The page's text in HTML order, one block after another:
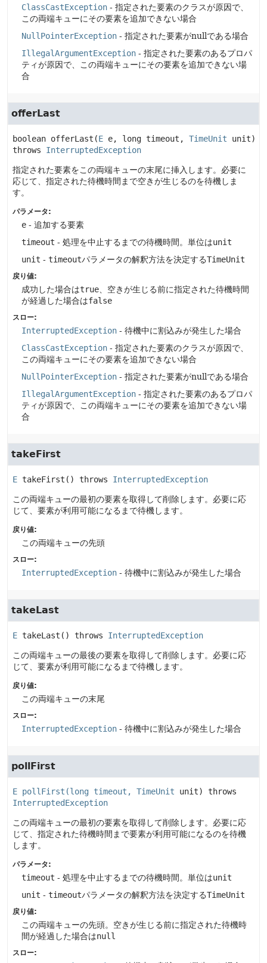
ClassCastException - 指定された要素のクラスが原因で、
この両端キューにその要素を追加できない場合
NullPointerException - 指定された要素がnullである場合
IllegalArgumentException - 指定された要素のあるプロパ
ティが原因で、この両端キューにその要素を追加できない場
合
offerLast
boolean offerLast (E e, long timeout, TimeUnit unit)
throws InterruptedException
指定された要素をこの両端キューの末尾に挿入します。必要に
応じて、指定された待機時間まで空きが生じるのを待機しま
す。
パラメータ:
e - 追加する要素
timeout - 処理を中止するまでの待機時間。単位はunit
unit - timeoutパラメータの解釈方法を決定するTimeUnit
戻り値:
成功した場合はtrue 、空きが生じる前に指定された待機時間
が経過した場合はfalse
スロー:
InterruptedException - 待機中に割込みが発生した場合
ClassCastException - 指定された要素のクラスが原因で、
この両端キューにその要素を追加できない場合
NullPointerException - 指定された要素がnullである場合
IllegalArgumentException - 指定された要素のあるプロパ
ティが原因で、この両端キューにその要素を追加できない場
合
takeFirst
E takeFirst () throws InterruptedException
この両端キューの最初の要素を取得して削除します。必要に応
じて、要素が利用可能になるまで待機します。
戻り値:
この両端キューの先頭
スロー:
InterruptedException - 待機中に割込みが発生した場合
takeLast
E takeLast () throws InterruptedException
この両端キューの最後の要素を取得して削除します。必要に応
じて、要素が利用可能になるまで待機します。
戻り値:
この両端キューの末尾
スロー:
InterruptedException - 待機中に割込みが発生した場合
pollFirst
E pollFirst (long timeout, TimeUnit unit)
throws
InterruptedException
この両端キューの最初の要素を取得して削除します。必要に応
じて、指定された待機時間まで要素が利用可能になるのを待機
します。
パラメータ:
timeout - 処理を中止するまでの待機時間。単位はunit
unit - timeoutパラメータの解釈方法を決定するTimeUnit
戻り値:
この両端キューの先頭。空きが生じる前に指定された待機時
間が経過した場合はnull
スロー: